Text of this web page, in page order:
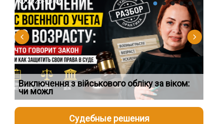
Виключення з військового обліку за віком:
чи можл
Судебные решения